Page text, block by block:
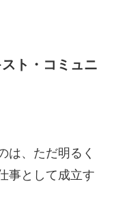
ト・コミュニ
は、ただ明るく
事として成立す